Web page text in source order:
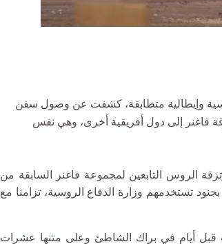
وإيطالية متطابقة، كشفت عن وصول سفن
فاغنر إلى دول أفريقية أخرى، وهي نفس
الروس التابعين لمجموعة فاغنر السابقة من
تستخدمهم وزارة الدفاع الروسية، تزامنا مع
أيام في براك الشاطئ وعلى متنها عشرات